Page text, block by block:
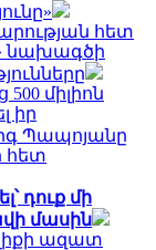
հետ
նախագծի
միլիոն
իր
Պապոյանը
հետ
դուք մի
մասին
ազատ